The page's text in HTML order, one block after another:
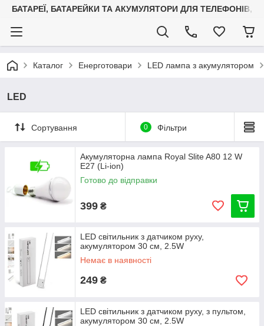
БАТАРЕЇ, БАТАРЕЙКИ ТА АКУМУЛЯТОРИ ДЛЯ ТЕЛЕФОНІВ,
Каталог Енерготовари LED лампа з акумулятором
LED
Сортування 0 Фільтри
Акумуляторна лампа Royal Slite A80 12 W
E27 (Li-ion)
Готово до відправки
399 ₴
LED світильник з датчиком руху,
акумулятором 30 см, 2.5W
Немає в наявності
249 ₴
LED світильник з датчиком руху, з пультом,
акумулятором 30 см, 2.5W